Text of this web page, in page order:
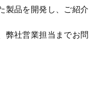
製品を開発し、ご紹
弊社営業担当までお